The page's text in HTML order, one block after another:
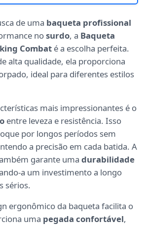
de uma baqueta profissional
nosurdo, a Baqueta
Combat é a escolha perfeita.
alta qualidade, ela proporciona
ideal para diferentes estilos
mais impressionantes é o
entre leveza e resistência. Isso
por longos períodos sem
a precisão em cada batida. A
garante uma durabilidade
a um investimento a longo
sérios.
ergonômico da baqueta facilita o
uma pegada confortável,